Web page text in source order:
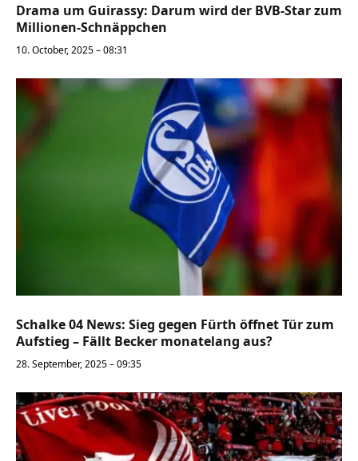
Drama um Guirassy: Darum wird der BVB-Star zum
Millionen-Schnäppchen
10. October, 2025 – 08:31
Schalke 04 News: Sieg gegen Fürth öffnet Tür zum
Aufstieg – Fällt Becker monatelang aus?
28. September, 2025 – 09:35